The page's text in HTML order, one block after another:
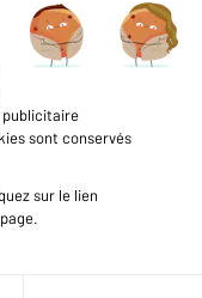
d'honoraires
(88200)